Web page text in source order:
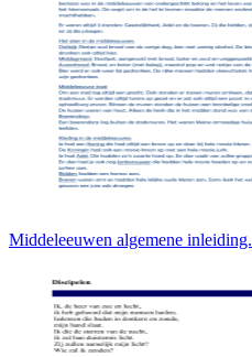
Middeleeuwen algemene inleiding.